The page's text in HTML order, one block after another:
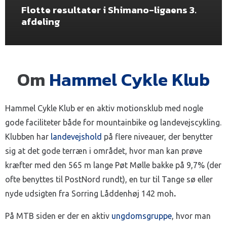
Flotte resultater i Shimano-ligaens 3.
afdeling
Om Hammel Cykle Klub
Hammel Cykle Klub er en aktiv motionsklub med nogle
gode faciliteter både for mountainbike og landevejscykling.
Klubben har landevejshold på flere niveauer, der benytter
sig at det gode terræn i området, hvor man kan prøve
kræfter med den 565 m lange Pøt Mølle bakke på 9,7% (der
ofte benyttes til PostNord rundt), en tur til Tange sø eller
nyde udsigten fra Sorring Låddenhøj 142 moh.
På MTB siden er der en aktiv ungdomsgruppe, hvor man